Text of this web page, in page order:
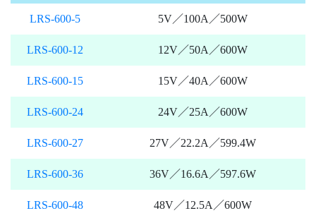
LRS-600-5 5V／100A／500W
LRS-600-12 12V／50A／600W
LRS-600-15 15V／40A／600W
LRS-600-24 24V／25A／600W
LRS-600-27 27V／22.2A／599.4W
LRS-600-36 36V／16.6A／597.6W
LRS-600-48
48V／12.5A／600W